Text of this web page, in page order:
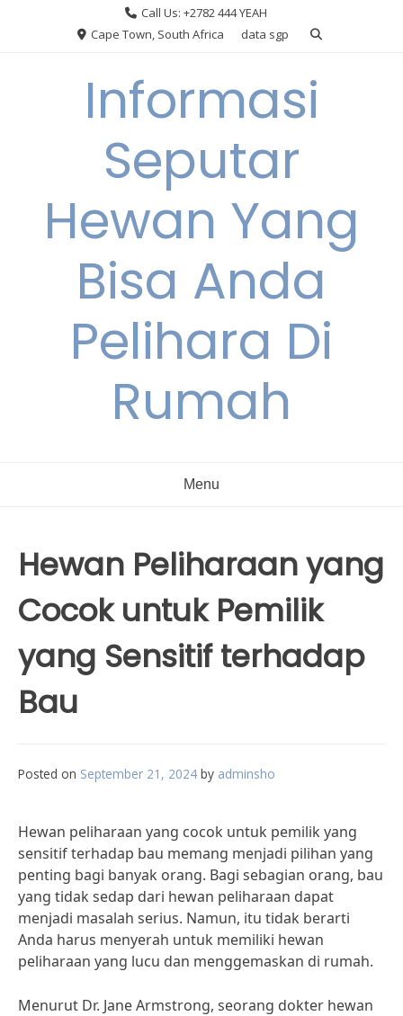
Call Us: +2782 444 YEAH
Cape Town, South Africa
data sgp
Informasi
Seputar
Hewan Yang
Bisa Anda
Pelihara Di
Rumah
Menu
Hewan Peliharaan yang
Cocok untuk Pemilik
yang Sensitif terhadap
Bau
Posted on September 21, 2024 by adminsho
Hewan peliharaan yang cocok untuk pemilik yang
sensitif terhadap bau memang menjadi pilihan yang
penting bagi banyak orang. Bagi sebagian orang, bau
yang tidak sedap dari hewan peliharaan dapat
menjadi masalah serius. Namun, itu tidak berarti
Anda harus menyerah untuk memiliki hewan
peliharaan yang lucu dan menggemaskan di rumah.
Menurut Dr. Jane Armstrong, seorang dokter hewan